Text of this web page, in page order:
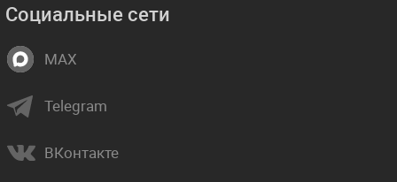
Социальные сети
MAX
Telegram
ВКонтакте